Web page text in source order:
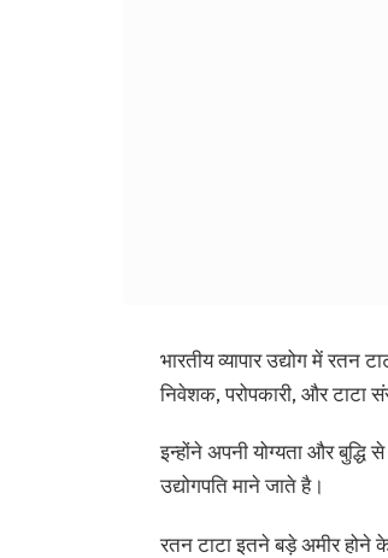
भारतीय व्यापार उद्योग में रतन
निवेशक, परोपकारी, और टाटा
इन्होंने अपनी योग्यता और
उद्योगपति माने जाते है।
रतन टाटा इतने बड़े अमीर होने